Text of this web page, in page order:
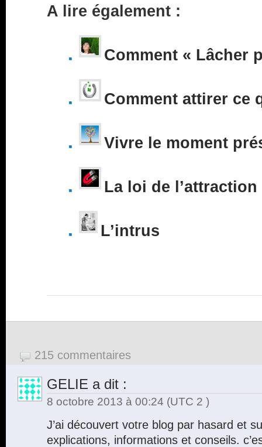
A lire également :
Comment « Lâcher
Comment attirer ce
Vivre le moment
La loi de l’attraction
L’intrus
215 commentaires
GELIE a dit :
8 octobre 2013 à 00:24 (UTC 2 )
J’ai découvert votre blog par hasard et
explications, informations et conseils.